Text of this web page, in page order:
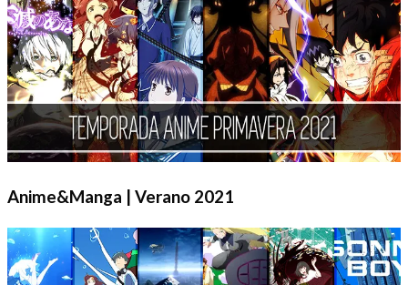
Anime&Manga | Verano 2021